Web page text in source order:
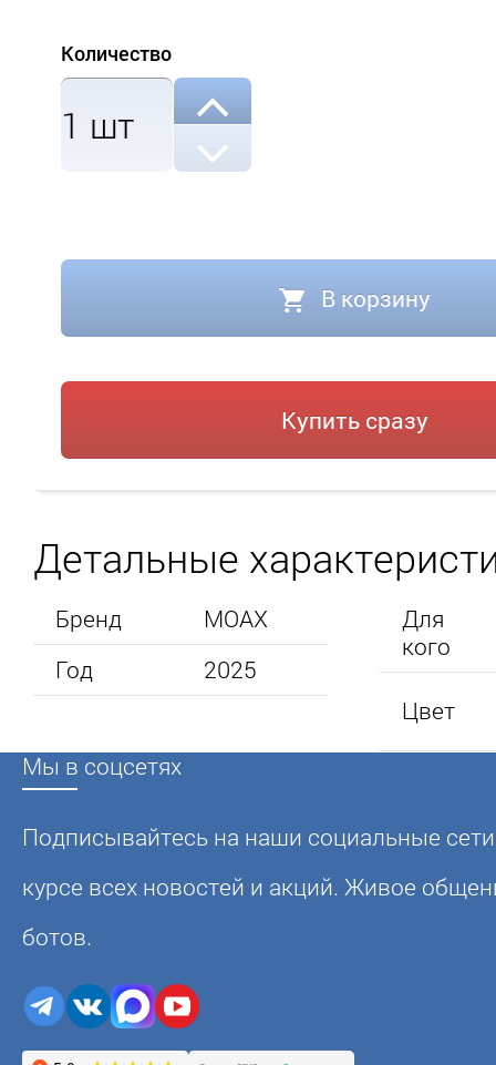
Количество
1 шт
В корзину
Купить сразу
Детальные
Бренд
MOAX
Год
2025
Для
кого
Цвет
Мы в соцсетях
Подписывайтесь на наши социальные
курсе всех новостей и акций. Живое
ботов.